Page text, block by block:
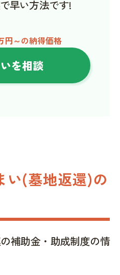
早い方法です!
円～の納得価格
を相談
い(墓地返還)の
補助金・助成制度の情